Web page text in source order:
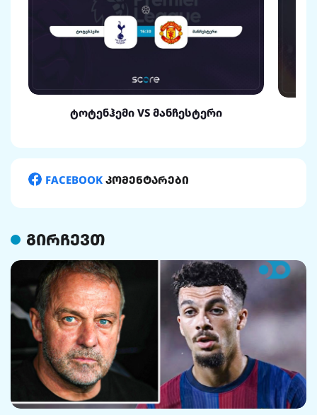
ტოტენჰემი VS მანჩესტერი
FACEBOOK კომენტარები
გირჩევთ